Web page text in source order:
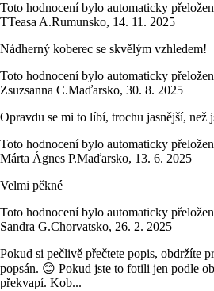
Toto hodnocení bylo automaticky
TTeasa A.Rumunsko, 14. 11. 2025
Nádherný koberec se skvělým vzhledem!
Toto hodnocení bylo automaticky
Zsuzsanna C.Maďarsko, 30. 8. 2025
Opravdu se mi to líbí, trochu jasnější, než
Toto hodnocení bylo automaticky
Márta Ágnes P.Maďarsko, 13. 6. 2025
Velmi pěkné
Toto hodnocení bylo automaticky
Sandra G.Chorvatsko, 26. 2. 2025
Pokud si pečlivě přečtete popis, obdržíte
popsán. 😊 Pokud jste to fotili jen podle
překvapí. Kob...